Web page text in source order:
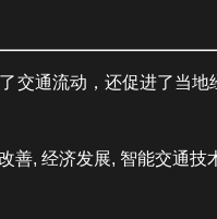
交通流动，还促进了当
善, 经济发展, 智能交通技